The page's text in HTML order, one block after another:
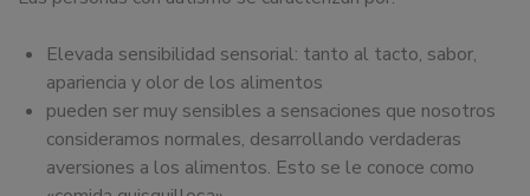
Elevada sensibilidad sensorial: tanto al tacto, sabor,
apariencia y olor de los alimentos
pueden ser muy sensibles a sensaciones que nosotros
consideramos normales, desarrollando verdaderas
aversiones a los alimentos. Esto se le conoce como